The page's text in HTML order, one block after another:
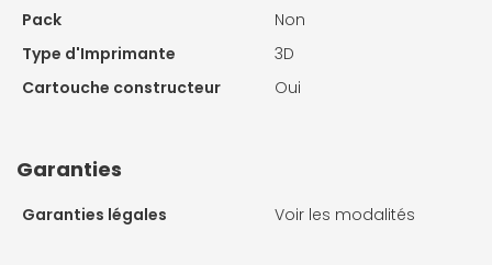
Pack
Non
Type d'Imprimante
3D
Cartouche constructeur
Oui
Garanties
Garanties légales Voir les modalités